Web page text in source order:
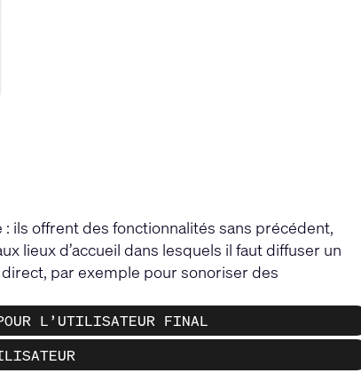
ils offrent des fonctionnalités sans précédent,
lieux d’accueil dans lesquels il faut diffuser un
par exemple pour sonoriser des
L’UTILISATEUR FINAL